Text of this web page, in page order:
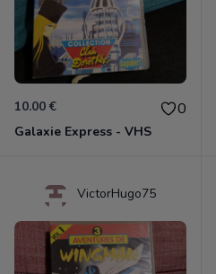
10.00 € 0
Galaxie Express - VHS
VictorHugo75